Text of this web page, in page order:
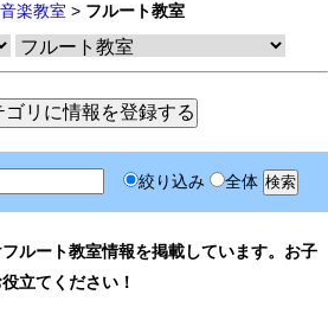
音楽教室 > フルート教室
絞り込み 全体
ルート教室情報を掲載しています。お子
立てください！